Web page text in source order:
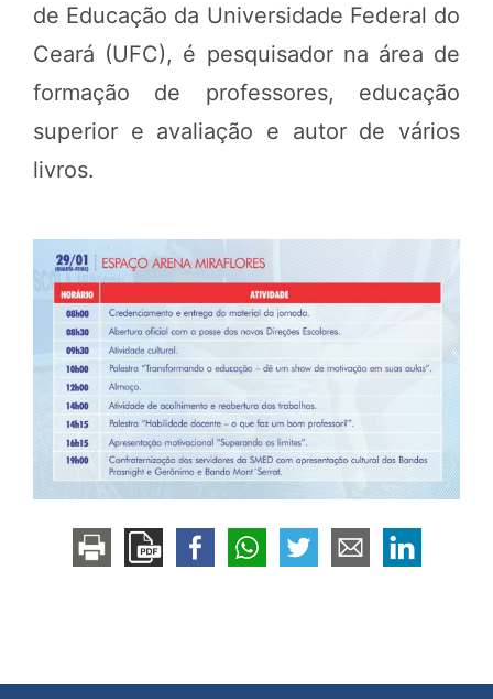
de Educação da Universidade Federal do
Ceará (UFC), é pesquisador na área de
formação de professores, educação
superior e avaliação e autor de vários
livros.